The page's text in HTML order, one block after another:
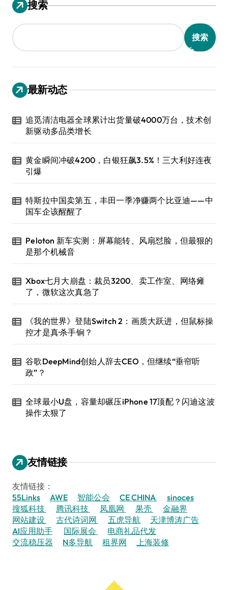
搜索
搜索
最新动态
追觅清洁电器全球累计出货量破4000万台，技术创
新驱动多品类增长
黄金瞬间冲破4200，白银狂飙3.5%！三大利好连夜
引爆
特斯拉中国卖第五，丰田一季净赚两个比亚迪——中
国车企该醒醒了
Peloton 新车实测：屏幕能转、风扇怼脸，但最狠的
是那个机械音
Xbox七月大崩盘：裁员3200、卖工作室、网络瘫
了，微软这次真急了
《我的世界》登陆Switch 2：画质大跃进，但鼠标操
控才是真·杀手锏？
谷歌DeepMind创始人辞去CEO，但继续“垂帘听
政”？
全球最小U盘，容量却碾压iPhone 17顶配？闪迪这波
操作太狠了
友情链接
友情链接：
55Links
AWE 智能公会 CE CHINA
sinoces
搜狐科技
腾讯科技 凤凰网 果壳
金融界
网站建设
古代诗词网 五虎导航
天津博涛广告
AI应用助手
国际展会
电商礼品代发
交流稳压器
N多导航 租界网 上海装修